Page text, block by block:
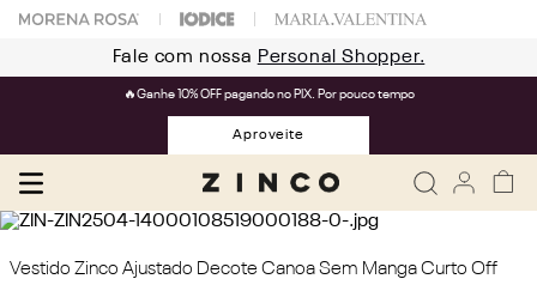
Fale com nossa Personal Shopper.
🔥Ganhe 10% OFF pagando no PIX. Por pouco tempo
Aproveite
Vestido Zinco Ajustado Decote Canoa Sem Manga Curto Off